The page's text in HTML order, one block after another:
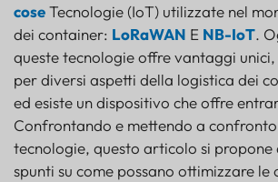
Che cos'è LoRaWAN
Che cosa è NB-IoT
Cosa rende Container Tracker unico
Funzionalità specifiche di LoRaWAN
LoRaWAN Container Tracker
Caratteristiche specifiche NB-IoT
Tracciatore di contenitori NB-IoT
coseTecnologie (IoT) utilizzate nel
dei container: LoRaWAN E NB-IoT.
queste tecnologie offre vantaggi unici,
per diversi aspetti della logistica dei
ed esiste un dispositivo che offre
Confrontando e mettendo a
tecnologie, questo articolo si
spunti su come possano ottimizzare le